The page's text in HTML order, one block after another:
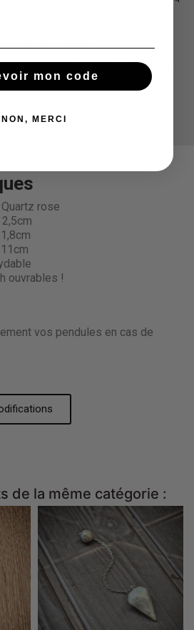
même, soulage la tristesse
cicatrisation, résorbe les bleus,
sanguine, accompagne dans la
, fertilité, sexualité
Quartz rose
2,5cm
1,8cm
11cm
ouvrables !
vos pendules en cas de
de la même catégorie :
mon code
NON, MERCI